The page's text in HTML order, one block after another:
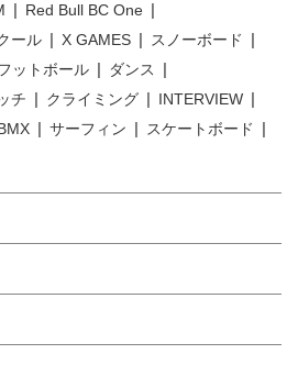
Red Bull BC One
ール X GAMES
スノーボード
ットボール
ダンス
チ クライミング
INTERVIEW
サーフィン
スケートボード